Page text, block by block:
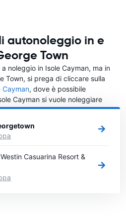
autonoleggio in e
Town
noleggio in Isole Cayman, ma in
Town, si prega di cliccare sulla
Cayman, dove è possibile
Cayman si vuole noleggiare
Casuarina Resort &